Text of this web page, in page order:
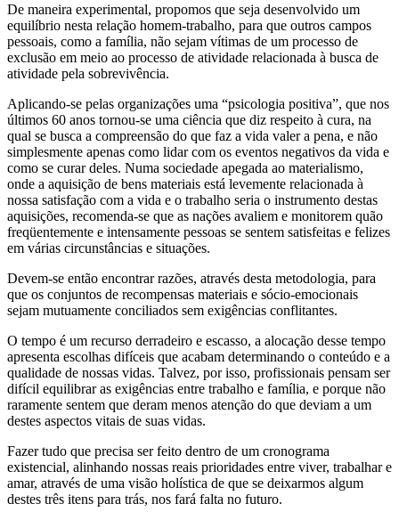
De maneira experimental, propomos que seja desenvolvido um
equilíbrio nesta relação homem-trabalho, para que outros campos
pessoais, como a família, não sejam vítimas de um processo de
exclusão em meio ao processo de atividade relacionada à busca de
atividade pela sobrevivência.
Aplicando-se pelas organizações uma “psicologia positiva”, que nos
últimos 60 anos tornou-se uma ciência que diz respeito à cura, na
qual se busca a compreensão do que faz a vida valer a pena, e não
simplesmente apenas como lidar com os eventos negativos da vida e
como se curar deles. Numa sociedade apegada ao materialismo,
onde a aquisição de bens materiais está levemente relacionada à
nossa satisfação com a vida e o trabalho seria o instrumento destas
aquisições, recomenda-se que as nações avaliem e monitorem quão
freqüentemente e intensamente pessoas se sentem satisfeitas e felizes
em várias circunstâncias e situações.
Devem-se então encontrar razões, através desta metodologia, para
que os conjuntos de recompensas materiais e sócio-emocionais
sejam mutuamente conciliados sem exigências conflitantes.
O tempo é um recurso derradeiro e escasso, a alocação desse tempo
apresenta escolhas difíceis que acabam determinando o conteúdo e a
qualidade de nossas vidas. Talvez, por isso, profissionais pensam ser
difícil equilibrar as exigências entre trabalho e família, e porque não
raramente sentem que deram menos atenção do que deviam a um
destes aspectos vitais de suas vidas.
Fazer tudo que precisa ser feito dentro de um cronograma
existencial, alinhando nossas reais prioridades entre viver, trabalhar e
amar, através de uma visão holística de que se deixarmos algum
destes três itens para trás, nos fará falta no futuro.